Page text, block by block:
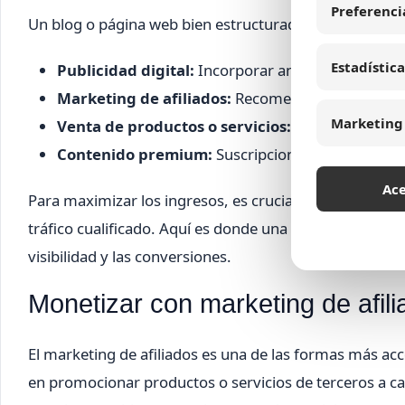
Un blog o página web bien estructurado es un activo
Publicidad digital: Incorporar anuncios
Marketing de afiliados: Recomendar productos
Venta de productos o servicios: Ecommerce
Contenido premium: Suscripciones, cursos
Para maximizar los ingresos, es crucial aplicar
tráfico cualificado. Aquí es donde una agencia
visibilidad y las conversiones.
Monetizar con marketing de
El marketing de afiliados es una de las formas más
en promocionar productos o servicios de terceros a
Marketing